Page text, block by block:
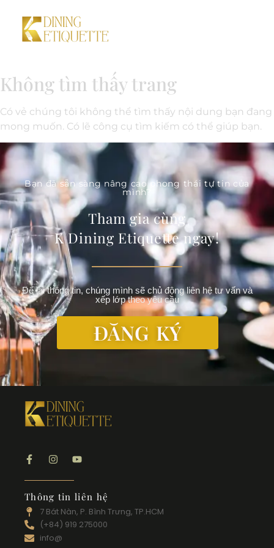
Không tìm thấy trang
Có vẻ chúng tôi không thể tìm thấy nội dung bạn đang
mong muốn. Có lẽ công cụ tìm kiếm có thể giúp bạn.
Bạn đã sẵn sàng nâng cao phong thái tự tin của
mình?
Tham gia cùng
K Dining Etiquette ngay!
Để lại thông tin, chúng mình sẽ chủ động liên hệ tư vấn và
xếp lớp theo yêu cầu
ĐĂNG KÝ
Thông tin liên hệ
7 Bát Nàn, P. Bình Trưng, TP.HCM​
(+84) 919 275000
info@